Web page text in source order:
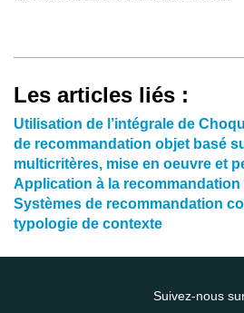
Les articles liés :
Utilisation de l’intégrale de
de recommandation objet basé
multicritères, mise en oeuvre et
Application à la recommandation
Systèmes de recommandation
typologie de contexte
Suivez-nous